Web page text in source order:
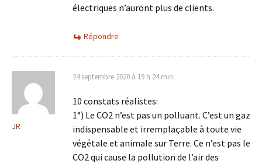
électriques n’auront plus de clients.
Répondre
JR
24 septembre 2020 à 19 h 24 min
10 constats réalistes:
1°) Le CO2 n’est pas un polluant. C’est un gaz
indispensable et irremplaçable à toute vie
végétale et animale sur Terre. Ce n’est pas le
CO2 qui cause la pollution de l’air des